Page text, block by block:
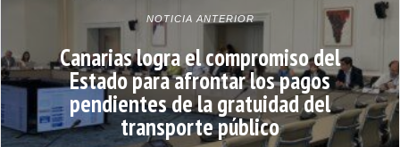
NOTICIA ANTERIOR
Canarias logra el compromiso del
Estado para afrontar los pagos
pendientes de la gratuidad del
transporte público